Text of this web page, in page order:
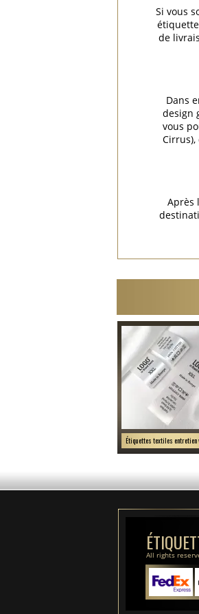
Si vous
de
Dans
design
vous
Après
Étiquettes textiles entretien
All rights